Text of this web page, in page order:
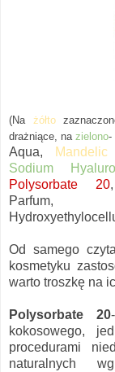
(Nażółtozaznaczon
drażniące, na zielono-
Aqua, Mandelic
Sodium
Polysorbate 20
Parfum,
Od samego
kosmetyku
warto troszkę na
Polysorbate 20
kokosowego,
procedurami
naturalnych